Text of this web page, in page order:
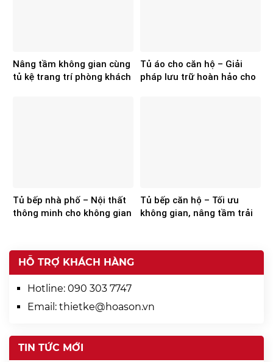
Nâng tầm không gian cùng
tủ kệ trang trí phòng khách
Tủ áo cho căn hộ – Giải
pháp lưu trữ hoàn hảo cho
Tủ bếp nhà phố – Nội thất
thông minh cho không gian
Tủ bếp căn hộ – Tối ưu
không gian, nâng tầm trải
HỖ TRỢ KHÁCH HÀNG
Hotline: 090 303 7747
Email: thietke@hoason.vn
TIN TỨC MỚI